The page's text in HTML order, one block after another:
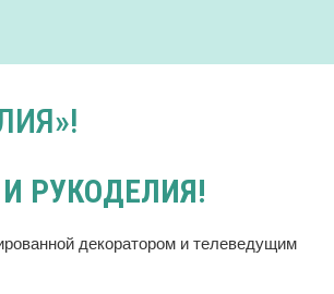
РУКОДЕЛИЯ!
декоратором и телеведущим